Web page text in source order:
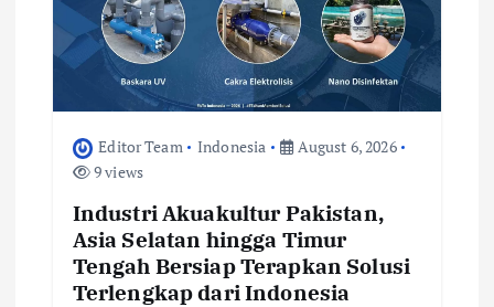
t
Editor Team Indonesia
August 6, 2026
9 views
Industri Akuakultur Pakistan,
Asia Selatan hingga Timur
Tengah Bersiap Terapkan Solusi
Terlengkap dari Indonesia